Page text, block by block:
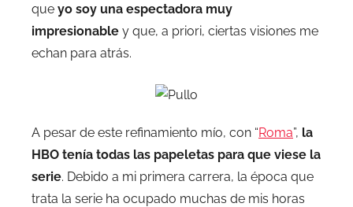
que yo soy una espectadora muy
impresionable y que, a priori, ciertas visiones me
echan para atrás.
A pesar de este refinamiento mío, con “Roma”, la
HBO tenía todas las papeletas para que viese la
serie. Debido a mi primera carrera, la época que
trata la serie ha ocupado muchas de mis horas